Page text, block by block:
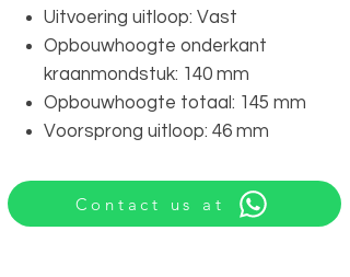
Uitvoering uitloop: Vast
Opbouwhoogte onderkant
kraanmondstuk: 140 mm
Opbouwhoogte totaal: 145 mm
Voorsprong uitloop: 46 mm
Contact us at